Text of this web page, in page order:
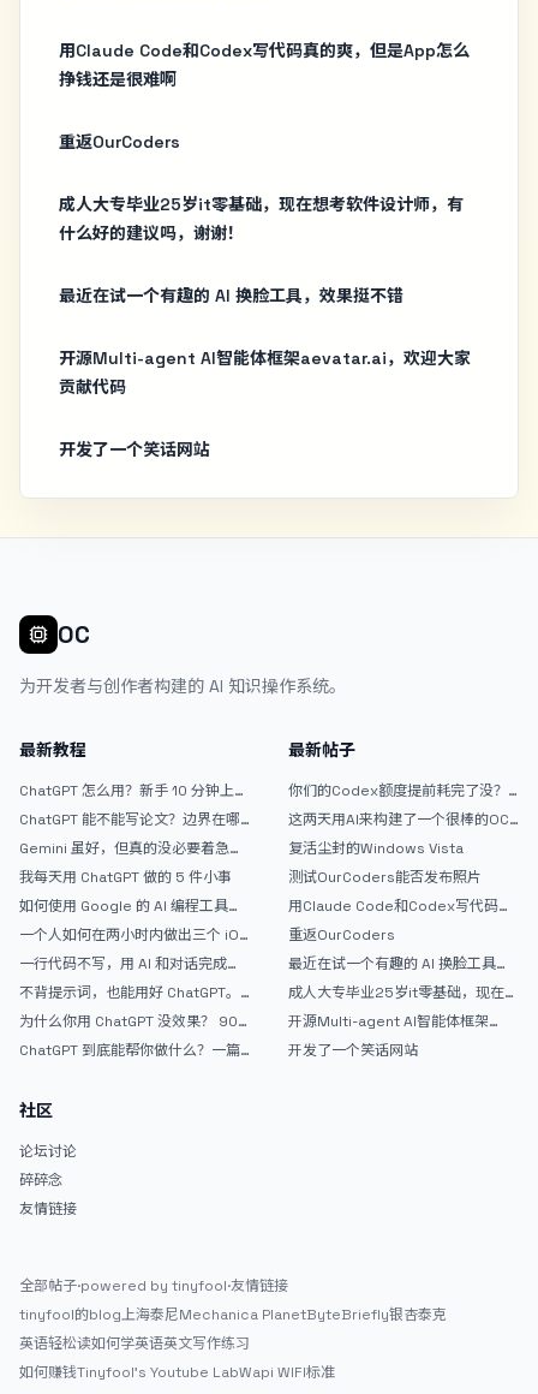
用Claude Code和Codex写代码真的爽，但是App怎么
挣钱还是很难啊
重返OurCoders
成人大专毕业25岁it零基础，现在想考软件设计师，有
什么好的建议吗，谢谢！
最近在试一个有趣的 AI 换脸工具，效果挺不错
开源Multi-agent AI智能体框架aevatar.ai，欢迎大家
贡献代码
开发了一个笑话网站
OC
为开发者与创作者构建的 AI 知识操作系统。
最新教程
ChatGPT 怎么用？新手 10 分钟上手
ChatGPT 能不能写论文？边界在哪
Gemini 虽好，但真的没必要着急放
弃 ChatGPT
我每天用 ChatGPT 做的 5 件小事
如何使用 Google 的 AI 编程工具
AntiGravity：独立开发者的新时代
武器
一个人如何在两小时内做出三个 iOS
APP？｜AntiGravity + Gemini 3 实
战完整记录
一行代码不写，用 AI 和对话完成一
个完整网站：《图书天堂》实战记录
不背提示词，也能用好 ChatGPT。
一个万能提问模板
为什么你用 ChatGPT 没效果？ 90%
的人第一步就问错了
ChatGPT 到底能帮你做什么？一篇
最新帖子
你们的Codex额度提前耗完了没？
戒断反应如何？
这两天用AI来构建了一个很棒的OC
论坛精华区
复活尘封的Windows Vista
测试OurCoders能否发布照片
用Claude Code和Codex写代码真
的爽，但是App怎么挣钱还是很难啊
重返OurCoders
最近在试一个有趣的 AI 换脸工具，
效果挺不错
成人大专毕业25岁it零基础，现在想
考软件设计师，有什么好的建议吗，
谢谢！
开源Multi-agent AI智能体框架
aevatar.ai，欢迎大家贡献代码
开发了一个笑话网站
社区
论坛讨论
碎碎念
友情链接
全部帖子·powered by tinyfool·友情链接
tinyfool的blog上海泰尼Mechanica PlanetByteBriefly银杏泰克
英语轻松读如何学英语英文写作练习
如何赚钱Tinyfool's Youtube LabWapi WIFI标准